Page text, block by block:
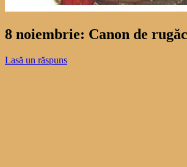
8 noiembrie: Canon de
Lasă un răspuns